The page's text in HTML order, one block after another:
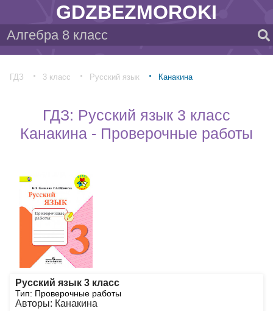
GDZBEZMOROKI
ГДЗ 3 класс Русский язык Канакина
ГДЗ: Русский язык 3 класс
Канакина - Проверочные работы
Русский язык 3 класс
Тип: Проверочные работы
Авторы: Канакина